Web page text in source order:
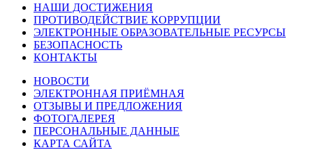
НАШИ ДОСТИЖЕНИЯ
ПРОТИВОДЕЙСТВИЕ КОРРУПЦИИ
ЭЛЕКТРОННЫЕ ОБРАЗОВАТЕЛЬНЫЕ РЕСУРСЫ
БЕЗОПАСНОСТЬ
КОНТАКТЫ
НОВОСТИ
ЭЛЕКТРОННАЯ ПРИЁМНАЯ
ОТЗЫВЫ И ПРЕДЛОЖЕНИЯ
ФОТОГАЛЕРЕЯ
ПЕРСОНАЛЬНЫЕ ДАННЫЕ
КАРТА САЙТА